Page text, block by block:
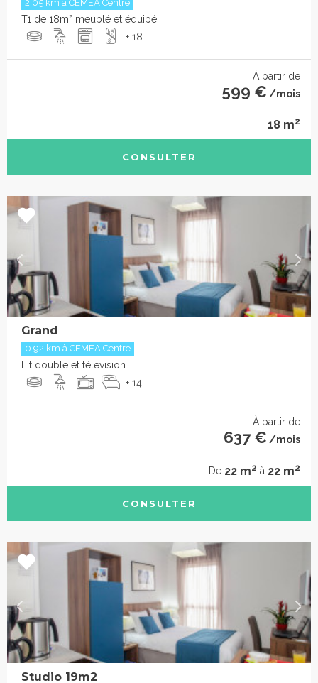
2.05 km à CEMEA Centre
T1 de 18m² meublé et équipé
+ 18
À partir de
599 € /mois
18 m2
CONSULTER
Grand
0.92 km à CEMEA Centre
Lit double et télévision.
+ 14
À partir de
637 € /mois
De 22 m2 à 22 m2
CONSULTER
Studio 19m2